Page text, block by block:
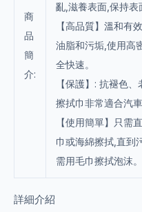
商
品
簡
介:
亂,滋養表面,保持表
【高品質】溫和有
油脂和污垢,使用高
全快速。
【保護】: 抗褪色
擦拭巾非常適合汽
【使用簡單】只需
巾或海綿擦拭,直到
需用毛巾擦拭泡沫。
詳細介紹